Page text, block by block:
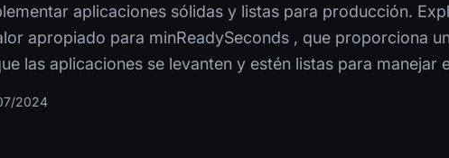
aplicaciones sólidas y listas para producción.
apropiado para minReadySeconds , que proporciona
las aplicaciones se levanten y estén listas para manejar
2024